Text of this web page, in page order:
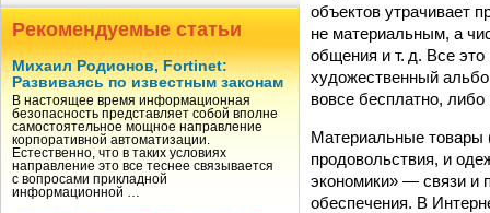
Рекомендуемые статьи
Михаил Родионов, Fortinet:
Развиваясь по известным законам
В настоящее время информационная
безопасность представляет собой вполне
самостоятельное мощное направление
корпоративной автоматизации.
Естественно, что в таких условиях
направление это все теснее связывается
с вопросами прикладной
информационной …
объектов утрачивает
не материальным, а
общения и т. д. Все
художественный
вовсе бесплатно,
Материальные товары
продовольствия, и
экономики» — связи и
обеспечения. В